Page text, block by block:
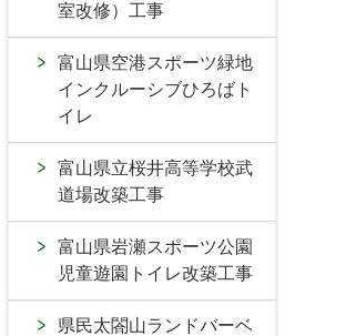
室改修）工事
富山県空港スポーツ緑地
インクルーシブひろばト
イレ
富山県立桜井高等学校武
道場改築工事
富山県岩瀬スポーツ公園
児童遊園トイレ改築工事
県民太閤山ランドバーベ